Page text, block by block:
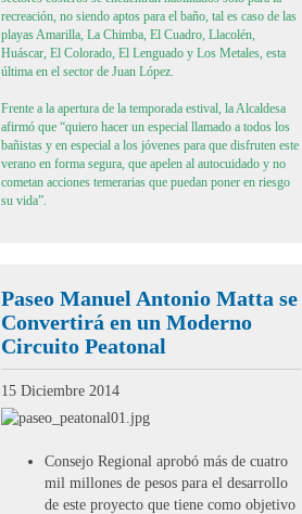
recreación, no siendo aptos para el baño, tal es caso de las
playas Amarilla, La Chimba, El Cuadro, Llacolén,
Huáscar, El Colorado, El Lenguado y Los Metales, esta
última en el sector de Juan López.
Frente a la apertura de la temporada estival, la Alcaldesa
afirmó que “quiero hacer un especial llamado a todos los
bañistas y en especial a los jóvenes para que disfruten este
verano en forma segura, que apelen al autocuidado y no
cometan acciones temerarias que puedan poner en riesgo
su vida”.
Paseo Manuel Antonio Matta se
Convertirá en un Moderno
Circuito Peatonal
15 Diciembre 2014
Consejo Regional aprobó más de cuatro
mil millones de pesos para el desarrollo
de este proyecto que tiene como objetivo